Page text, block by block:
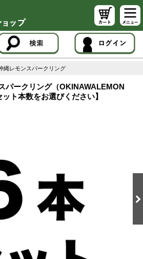
縄レモンスパークリング
ークリング（OKINAWALEMON
ト本数をお選びください】